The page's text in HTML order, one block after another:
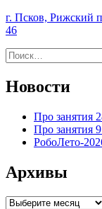
г. Псков, Рижский
46
Найти:
Новости
Про занятия
Про занятия
РобоЛето-
Архивы
Архивы